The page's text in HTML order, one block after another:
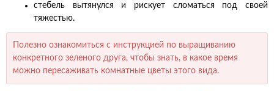
стебель вытянулся и рискует сломаться под своей
тяжестью.
Полезно ознакомиться с инструкцией по выращиванию
конкретного зеленого друга, чтобы знать, в какое время
можно пересаживать комнатные цветы этого вида.